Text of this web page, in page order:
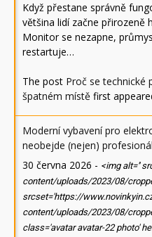
Když přestane správně
většina lidí začne přirozeně
Monitor se nezapne,
restartuje…
The post Proč se technické
špatném místě first
Moderní vybavení pro
neobejde (nejen)
30 června 2026 - <img alt=''
content/uploads/2023/08/
srcset='https://
content/uploads/2023/08/
class='avatar avatar-22 photo'